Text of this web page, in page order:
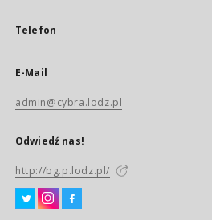
Telefon
E-Mail
admin@cybra.lodz.pl
Odwiedź nas!
http://bg.p.lodz.pl/